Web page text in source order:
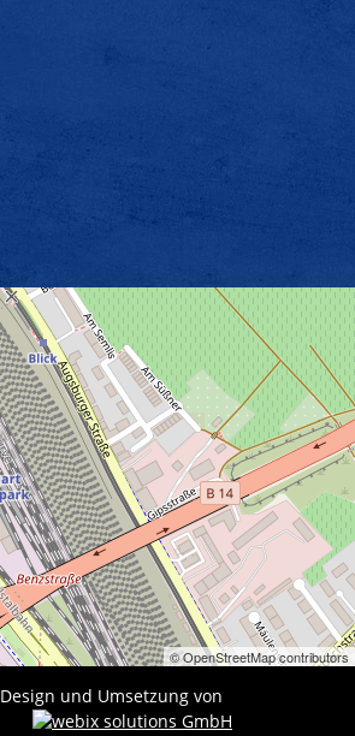
© OpenStreetMap contributors
Design und Umsetzung von